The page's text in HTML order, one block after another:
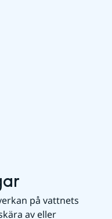
på vattnets
av eller